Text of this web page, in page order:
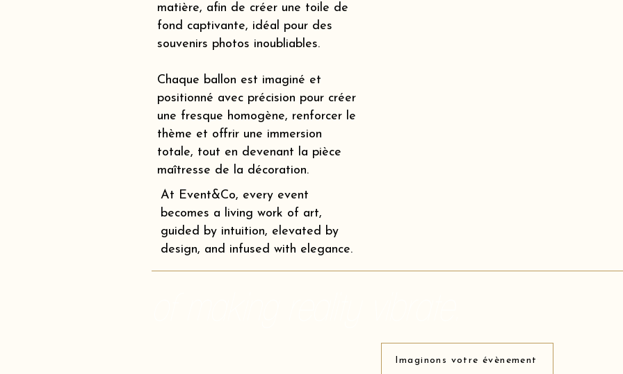
matière, afin de créer une toile de
fond captivante, idéal pour des
souvenirs photos inoubliables.
Chaque ballon est imaginé et
positionné avec précision pour créer
une fresque homogène, renforcer le
thème et offrir une immersion
totale, tout en devenant la pièce
maîtresse de la décoration.
At Event&Co, every event
becomes a living work of art,
guided by intuition, elevated by
design, and infused with elegance.
Imaginons votre évènement